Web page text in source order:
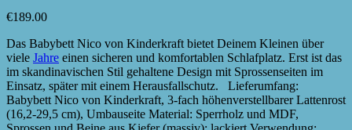
€189.00
Das Babybett Nico von Kinderkraft bietet Deinem Kleinen über
viele Jahre einen sicheren und komfortablen Schlafplatz. Erst ist das
im skandinavischen Stil gehaltene Design mit Sprossenseiten im
Einsatz, später mit einem Herausfallschutz. Lieferumfang:
Babybett Nico von Kinderkraft, 3-fach höhenverstellbarer Lattenrost
(16,2-29,5 cm), Umbauseite Material: Sperrholz und MDF,